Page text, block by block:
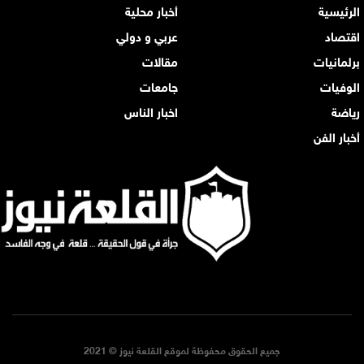
الرئيسية
أخبار محلية
اقتصاد
عربي و دولي
برلمانيات
مقالات
الوفيات
جامعات
رياضة
اخبار الناس
أخبار الفن
جميع الحقوق محفوظة لموقع القلعة نيوز © 2021